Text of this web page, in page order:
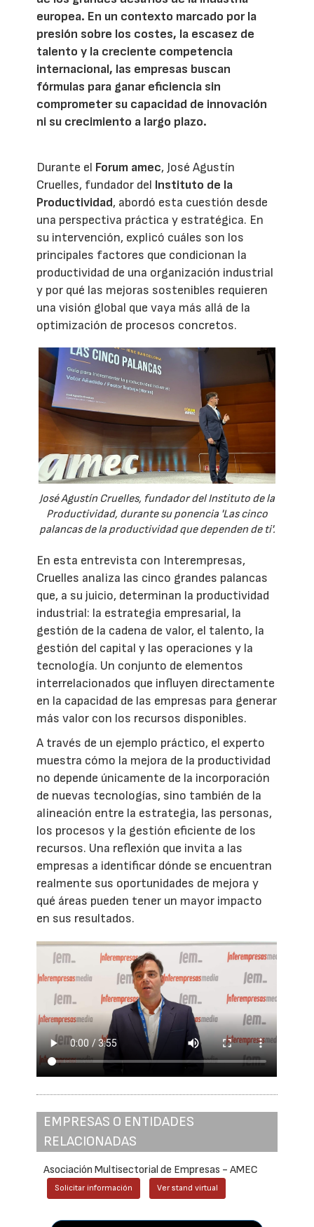
europea. En un contexto marcado por la
presión sobre los costes, la escasez de
talento y la creciente competencia
internacional, las empresas buscan
fórmulas para ganar eficiencia sin
comprometer su capacidad de innovación
ni su crecimiento a largo plazo.
Durante el Forum amec, José Agustín
Cruelles, fundador del Instituto de la
Productividad, abordó esta cuestión desde
una perspectiva práctica y estratégica. En
su intervención, explicó cuáles son los
principales factores que condicionan la
productividad de una organización industrial
y por qué las mejoras sostenibles requieren
una visión global que vaya más allá de la
optimización de procesos concretos.
José Agustín Cruelles, fundador del Instituto de la
Productividad, durante su ponencia 'Las cinco
palancas de la productividad que dependen de ti'.
En esta entrevista con Interempresas,
Cruelles analiza las cinco grandes palancas
que, a su juicio, determinan la productividad
industrial: la estrategia empresarial, la
gestión de la cadena de valor, el talento, la
gestión del capital y las operaciones y la
tecnología. Un conjunto de elementos
interrelacionados que influyen directamente
en la capacidad de las empresas para generar
más valor con los recursos disponibles.
A través de un ejemplo práctico, el experto
muestra cómo la mejora de la productividad
no depende únicamente de la incorporación
de nuevas tecnologías, sino también de la
alineación entre la estrategia, las personas,
los procesos y la gestión eficiente de los
recursos. Una reflexión que invita a las
empresas a identificar dónde se encuentran
realmente sus oportunidades de mejora y
qué áreas pueden tener un mayor impacto
en sus resultados.
EMPRESAS O ENTIDADES
RELACIONADAS
Asociación Multisectorial de Empresas - AMEC
Solicitar información Ver stand virtual